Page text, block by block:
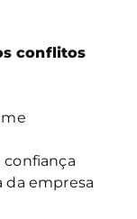
conflitos
confiança
da empresa